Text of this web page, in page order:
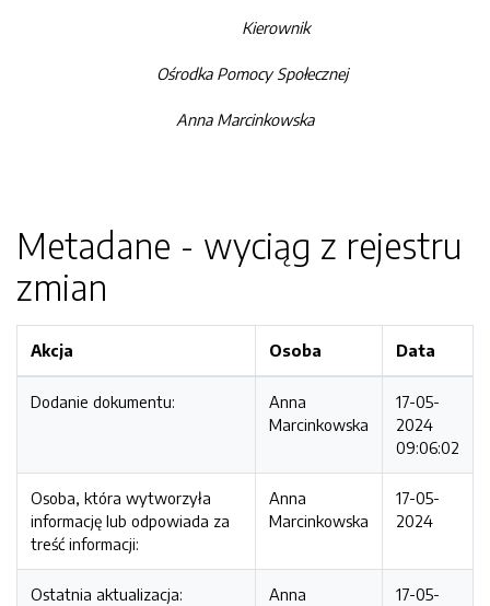
Kierownik
Ośrodka Pomocy Społecznej
Anna Marcinkowska
Metadane - wyciąg z rejestru
zmian
Akcja Osoba Data
Dodanie dokumentu:
Anna
Marcinkowska
17-05-
2024
09:06:02
Osoba, która wytworzyła
informację lub odpowiada za
treść informacji:
Anna
Marcinkowska
17-05-
2024
Ostatnia aktualizacja:
Anna
17-05-